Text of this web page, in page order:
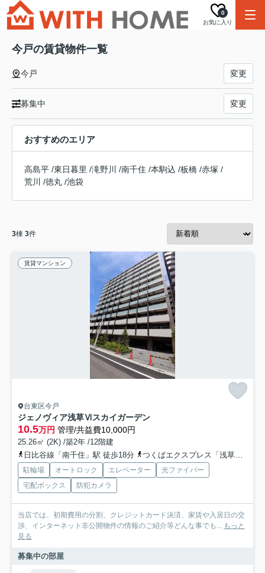
お気に入り
0
今戸の賃貸物件一覧
今戸 変更
募集中 変更
おすすめのエリア
高島平 /東日暮里 /滝野川 /南千住 /本駒込 /板橋 /赤塚 /
荒川
/徳丸 /池袋
3棟 3件
賃貸マンション
台東区今戸
ジェノヴィア浅草Ⅵスカイガーデン
10.5万円 管理/共益費10,000円
25.26㎡ (2K) /築2年 /12階建
日比谷線「南千住」駅 徒歩18分
つくばエクスプレス「浅草」駅 徒歩23分
駐輪場 オートロック エレベーター
光ファイバー
宅配ボックス
防犯カメラ
当店では、初期費用の分割、クレジットカード決済、家賃や入居日の交
渉、インターネット非公開物件の情報のご紹介等どんな事でも... もっと
見る
募集中の部屋